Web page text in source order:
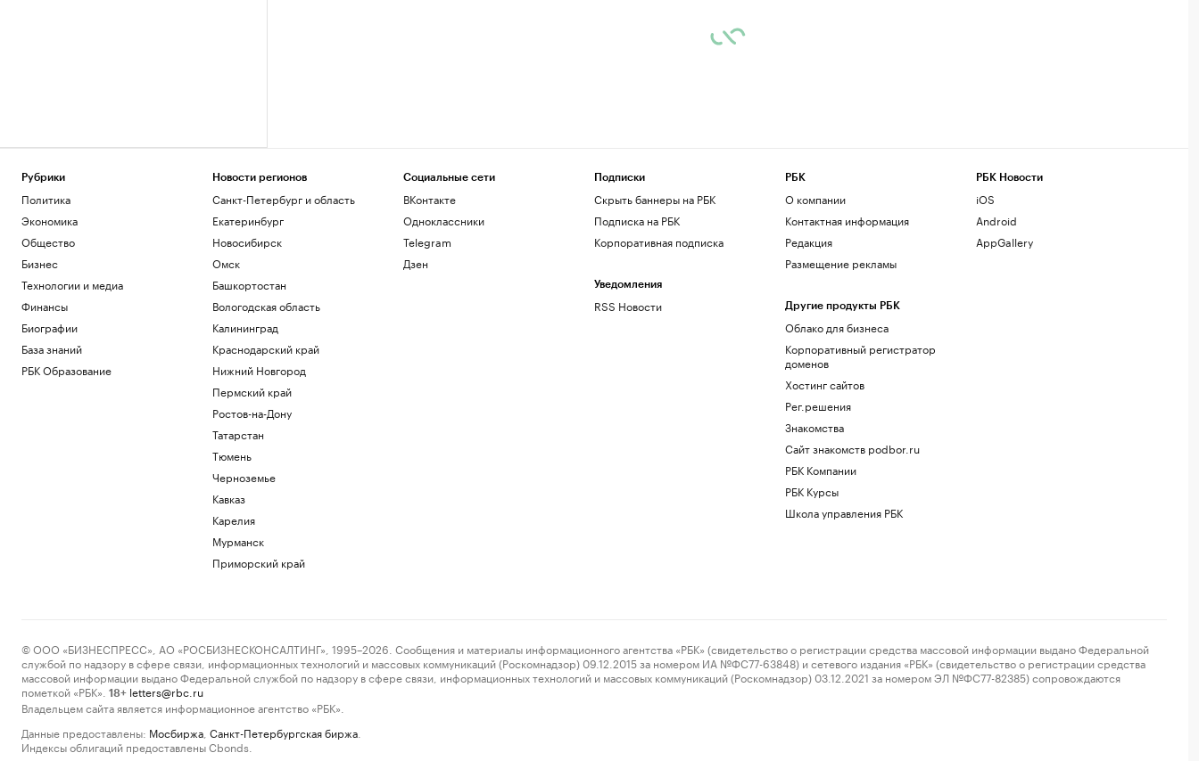
Рубрики
Политика
Экономика
Общество
Бизнес
Технологии и медиа
Финансы
Биографии
База знаний
РБК Образование
Новости регионов
Санкт-Петербург и область
Екатеринбург
Новосибирск
Омск
Башкортостан
Вологодская область
Калининград
Краснодарский край
Нижний Новгород
Пермский край
Ростов-на-Дону
Татарстан
Тюмень
Черноземье
Кавказ
Карелия
Мурманск
Приморский край
Социальные сети
ВКонтакте
Одноклассники
Telegram
Дзен
Подписки
Скрыть баннеры на РБК
Подписка на РБК
Корпоративная подписка
Уведомления
RSS Новости
РБК
О компании
Контактная информация
Редакция
Размещение рекламы
Другие продукты РБК
Облако для бизнеса
Корпоративный регистратор
доменов
Хостинг сайтов
Рег.решения
Знакомства
Сайт знакомств podbor.ru
РБК Компании
РБК Курсы
Школа управления РБК
РБК Новости
iOS
Android
AppGallery
© ООО «БИЗНЕСПРЕСС», АО «РОСБИЗНЕСКОНСАЛТИНГ», 1995–2026. Сообщения и материалы информационного агентства «РБК» (свидетельство о регистрации средства массовой информации выдано Федеральной
службой по надзору в сфере связи, информационных технологий и массовых коммуникаций (Роскомнадзор) 09.12.2015 за номером ИА №ФС77-63848) и сетевого издания «РБК» (свидетельство о регистрации средства
массовой информации выдано Федеральной службой по надзору в сфере связи, информационных технологий и массовых коммуникаций (Роскомнадзор) 03.12.2021 за номером ЭЛ №ФС77-82385) сопровождаются
пометкой «РБК».
18+ letters@rbc.ru
Владельцем сайта является информационное агентство «РБК».
Данные предоставлены: Мосбиржа Санкт-Петербургская биржа
Индексы облигаций предоставлены Cbonds.